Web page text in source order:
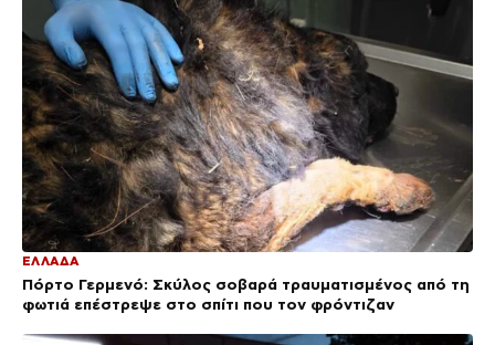
ΕΛΛΑΔΑ
Πόρτο Γερμενό: Σκύλος σοβαρά τραυματισμένος από τη
φωτιά επέστρεψε στο σπίτι που τον φρόντιζαν